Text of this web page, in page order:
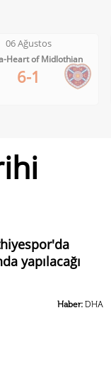
FC Inter Turku-
2-1
yapılacağı
Haber: DHA